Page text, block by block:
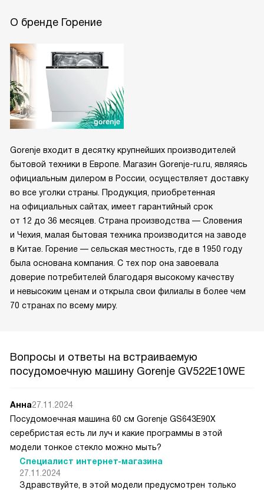
О бренде Горение
Gorenje входит в десятку крупнейших производителей
бытовой техники в Европе. Магазин Gorenje-ru.ru, являясь
официальным дилером в России, осуществляет доставку
во все уголки страны. Продукция, приобретенная
на официальных сайтах, имеет гарантийный срок
от 12 до 36 месяцев. Страна производства — Словения
и Чехия, малая бытовая техника производится на заводе
в Китае. Горение — сельская местность, где в 1950 году
была основана компания. С тех пор она завоевала
доверие потребителей благодаря высокому качеству
и невысоким ценам и открыла свои филиалы в более чем
70 странах по всему миру.
Вопросы и ответы на встраиваемую
посудомоечную машину Gorenje GV522E10WE
Анна27.11.2024
Посудомоечная машина 60 см Gorenje GS643E90X
серебристая есть ли луч и какие программы в этой
модели тонкое стекло можно мыть?
Специалист интернет-магазина
27.11.2024
Здравствуйте, в этой модели предусмотрен только